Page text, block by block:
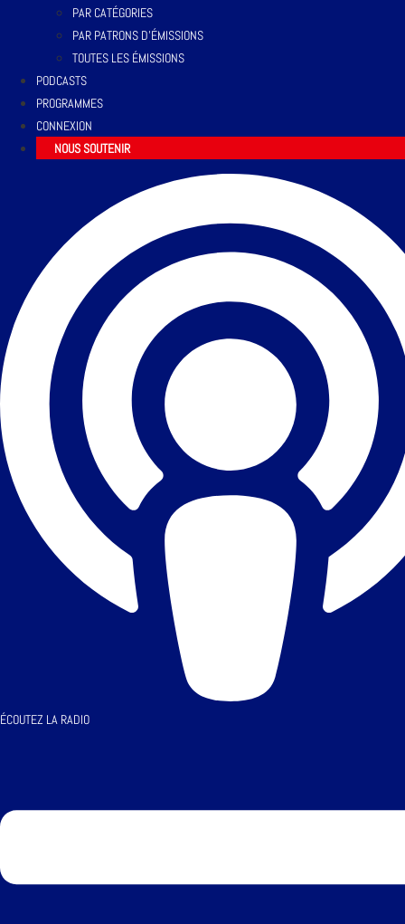
PAR CATÉGORIES
PAR PATRONS D’ÉMISSIONS
TOUTES LES ÉMISSIONS
PODCASTS
PROGRAMMES
CONNEXION
NOUS SOUTENIR
ÉCOUTEZ LA RADIO